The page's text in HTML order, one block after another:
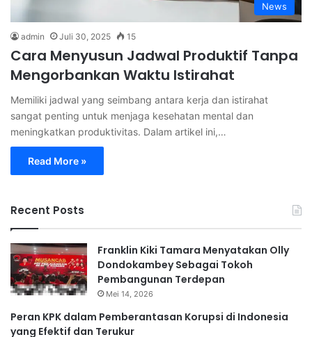
News
admin Juli 30, 2025 15
Cara Menyusun Jadwal Produktif Tanpa
Mengorbankan Waktu Istirahat
Memiliki jadwal yang seimbang antara kerja dan istirahat
sangat penting untuk menjaga kesehatan mental dan
meningkatkan produktivitas. Dalam artikel ini,…
Read More »
Recent Posts
Franklin Kiki Tamara Menyatakan Olly
Dondokambey Sebagai Tokoh
Pembangunan Terdepan
Mei 14, 2026
Peran KPK dalam Pemberantasan Korupsi di Indonesia
yang Efektif dan Terukur